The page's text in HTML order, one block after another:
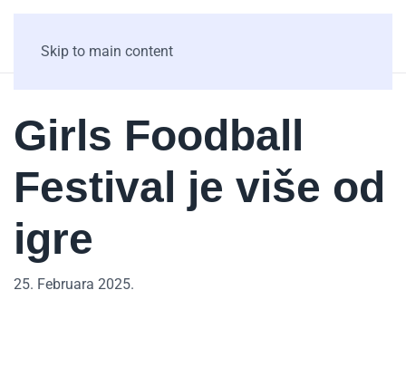
Skip to main content
Girls Foodball
Festival je više od
igre
25. Februara 2025.